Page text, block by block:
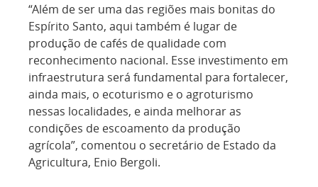
“Além de ser uma das regiões mais bonitas do
Espírito Santo, aqui também é lugar de
produção de cafés de qualidade com
reconhecimento nacional. Esse investimento em
infraestrutura será fundamental para fortalecer,
ainda mais, o ecoturismo e o agroturismo
nessas localidades, e ainda melhorar as
condições de escoamento da produção
agrícola”, comentou o secretário de Estado da
Agricultura, Enio Bergoli.